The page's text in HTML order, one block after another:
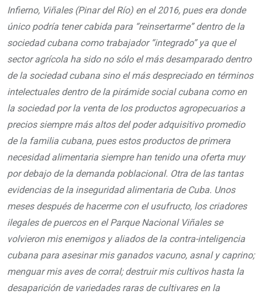
Infierno, Viñales (Pinar del Río) en el 2016, pues era donde
único podría tener cabida para “reinsertarme” dentro de la
sociedad cubana como trabajador “integrado” ya que el
sector agrícola ha sido no sólo el más desamparado dentro
de la sociedad cubana sino el más despreciado en términos
intelectuales dentro de la pirámide social cubana como en
la sociedad por la venta de los productos agropecuarios a
precios siempre más altos del poder adquisitivo promedio
de la familia cubana, pues estos productos de primera
necesidad alimentaria siempre han tenido una oferta muy
por debajo de la demanda poblacional. Otra de las tantas
evidencias de la inseguridad alimentaria de Cuba. Unos
meses después de hacerme con el usufructo, los criadores
ilegales de puercos en el Parque Nacional Viñales se
volvieron mis enemigos y aliados de la contra-inteligencia
cubana para asesinar mis ganados vacuno, asnal y caprino;
menguar mis aves de corral; destruir mis cultivos hasta la
desaparición de variedades raras de cultivares en la